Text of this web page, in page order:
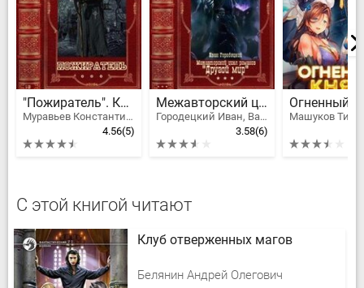
"Пожиратель". Компиляция. Книги 1-13
Муравьев Константин Николаевич
4.56(5)
Межавторский цикл романов "Другой мир". Компляция. Книги 1-9
Городецкий Иван, Вадим Шелудяков, Денис Варфонум
3.58(6)
Огненный
Машуков
С этой книгой читают
Клуб отверженных магов
Белянин Андрей Олегович